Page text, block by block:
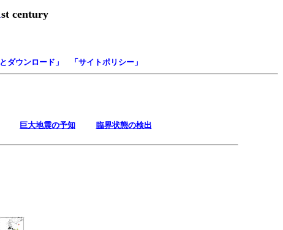
st century
ト
ダウンロード 」 「 サイトポリシー 」
巨大地震の予知 臨界状態の検出